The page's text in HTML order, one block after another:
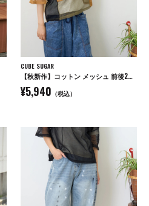
CUBE SUGAR
【秋新作】コットン メッシュ 前後2WAY 切替 プルオーバー
¥5,940 （税込）